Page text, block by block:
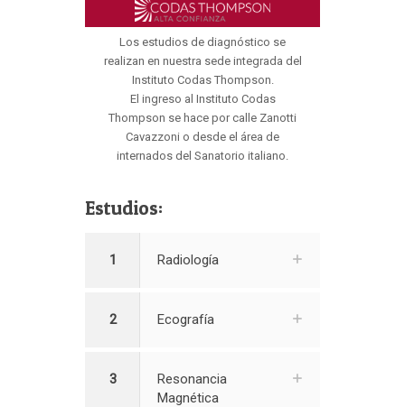
Los estudios de diagnóstico se
realizan en nuestra sede integrada del
Instituto Codas Thompson.
El ingreso al Instituto Codas
Thompson se hace por calle Zanotti
Cavazzoni o desde el área de
internados del Sanatorio italiano.
Estudios:
1 Radiología
2 Ecografía
3
Resonancia
Magnética